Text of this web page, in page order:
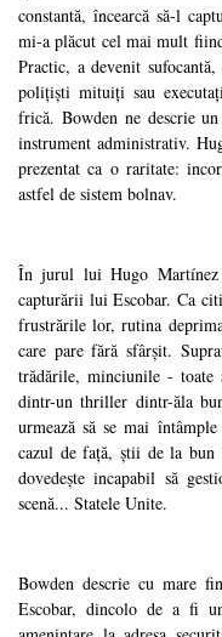
constantă, încearcă să-l
mi-a plăcut cel mai mult
Practic, a devenit
polițiști mituiți sau
frică. Bowden ne descrie
instrument administrativ.
prezentat ca o raritate:
astfel de sistem bolnav.
În jurul lui Hugo Martínez
capturării lui Escobar. Ca
frustrările lor, rutina
care pare fără sfârșit.
trădările, minciunile - toate
dintr-un thriller dintr-ăla
urmează să se mai
cazul de față, știi de la bun
dovedește incapabil să
scenă... Statele Unite.
Bowden descrie cu mare
Escobar, dincolo de a fi